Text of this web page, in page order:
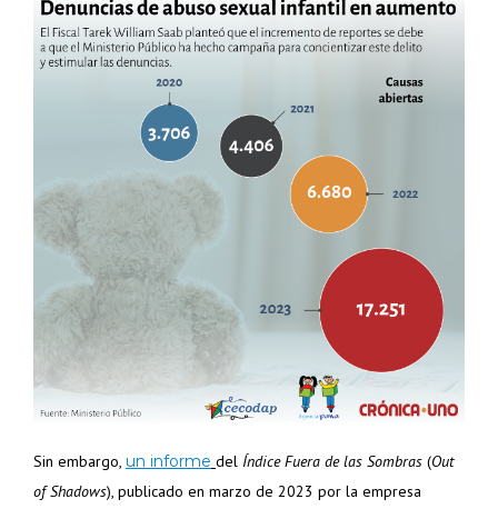
Sin embargo, un informe del Índice Fuera de las Sombras (Out
of Shadows), publicado en marzo de 2023 por la empresa